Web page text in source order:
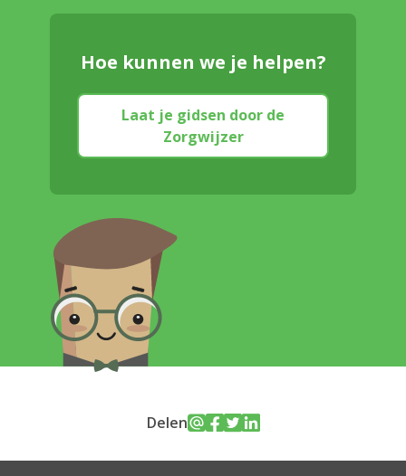
Hoe kunnen we je helpen?
Laat je gidsen door de
Zorgwijzer
Delen